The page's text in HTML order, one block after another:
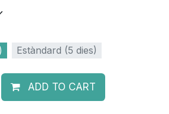
Estàndard (5 dies)
ADD TO CART